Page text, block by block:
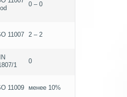
0 – 0
11007 2 – 2
1
0
11009 менее 10%